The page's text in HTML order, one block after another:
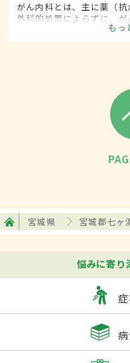
がん内科とは、主に薬（
外科的処置によらずに、
もっ
宮城県 宮城郡七ヶ
悩みに寄り